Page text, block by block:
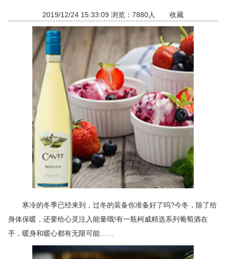
2019/12/24 15:33:09 浏览：7880人 收藏
寒冷的冬季已经来到，过冬的装备你准备好了吗?今冬，除了给
身体保暖，还要给心灵注入能量哦!有一瓶柯威精选系列葡萄酒在
手，暖身和暖心都有无限可能……